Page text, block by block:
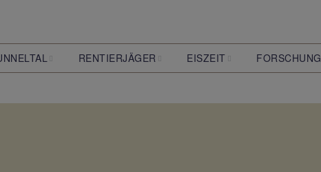
Tunneltal
RENTIERJÄGER
Ahrensburger
EISZEIT FORSCHUNG